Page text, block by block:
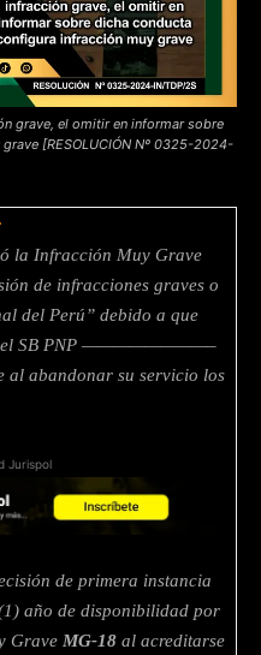
grave, el omitir en informar sobre
[RESOLUCIÓN Nº 0325-2024-
la Infracción Muy Grave
de infracciones graves o
del Perú” debido a que
el SB PNP ————————–
abandonar su servicio los
Jurispol
de primera instancia
año de disponibilidad por
Grave MG-18 al acreditarse